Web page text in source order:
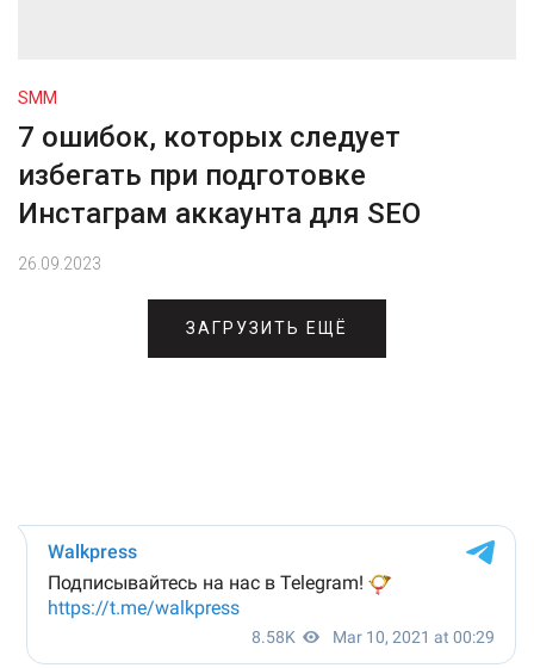
SMM
7 ошибок, которых следует
избегать при подготовке
Инстаграм аккаунта для SEO
26.09.2023
ЗАГРУЗИТЬ ЕЩЁ